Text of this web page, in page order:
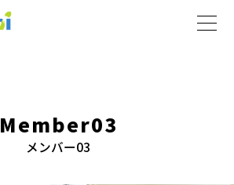
Member03
メンバー03